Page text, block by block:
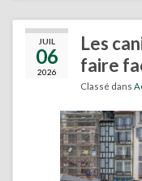
JUIL
06
2026
Les
faire
Classé dans